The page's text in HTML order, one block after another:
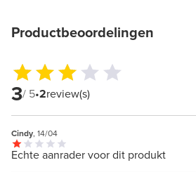
Productbeoordelingen
3/ 5•2review(s)
Cindy, 14/04
Echte aanrader voor dit produkt